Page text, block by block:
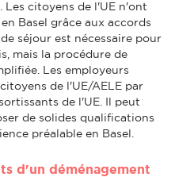
Les citoyens de l'UE n'ont
Basel grâce aux accords
séjour est nécessaire pour
mais la procédure de
Les employeurs
de l'UE/AELE par
de l'UE. Il peut
de solides qualifications
préalable en Basel.
d'un déménagement